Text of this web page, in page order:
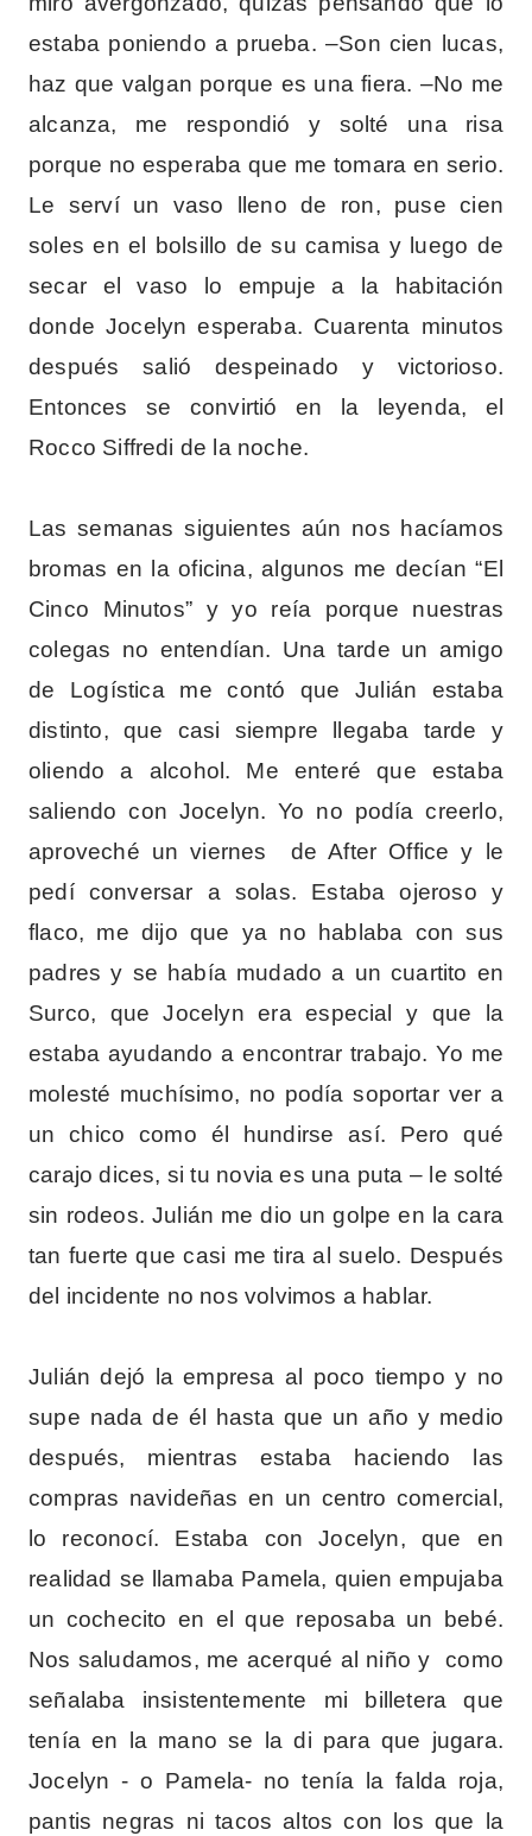
estaba poniendo a prueba. –Son cien lucas,
haz que valgan porque es una fiera. –No me
alcanza, me respondió y solté una risa
porque no esperaba que me tomara en serio.
Le serví un vaso lleno de ron, puse cien
soles en el bolsillo de su camisa y luego de
secar el vaso lo empuje a la habitación
donde Jocelyn esperaba. Cuarenta minutos
después salió despeinado y victorioso.
Entonces se convirtió en la leyenda, el
Rocco Siffredi de la noche.
Las semanas siguientes aún nos hacíamos
bromas en la oficina, algunos me decían “El
Cinco Minutos” y yo reía porque nuestras
colegas no entendían. Una tarde un amigo
de Logística me contó que Julián estaba
distinto, que casi siempre llegaba tarde y
oliendo a alcohol. Me enteré que estaba
saliendo con Jocelyn. Yo no podía creerlo,
aproveché un viernes de After Office y le
pedí conversar a solas. Estaba ojeroso y
flaco, me dijo que ya no hablaba con sus
padres y se había mudado a un cuartito en
Surco, que Jocelyn era especial y que la
estaba ayudando a encontrar trabajo. Yo me
molesté muchísimo, no podía soportar ver a
un chico como él hundirse así. Pero qué
carajo dices, si tu novia es una puta – le solté
sin rodeos. Julián me dio un golpe en la cara
tan fuerte que casi me tira al suelo. Después
del incidente no nos volvimos a hablar.
Julián dejó la empresa al poco tiempo y no
supe nada de él hasta que un año y medio
después, mientras estaba haciendo las
compras navideñas en un centro comercial,
lo reconocí. Estaba con Jocelyn, que en
realidad se llamaba Pamela, quien empujaba
un cochecito en el que reposaba un bebé.
Nos saludamos, me acerqué al niño y como
señalaba insistentemente mi billetera que
tenía en la mano se la di para que jugara.
Jocelyn - o Pamela- no tenía la falda roja,
pantis negras ni tacos altos con los que la